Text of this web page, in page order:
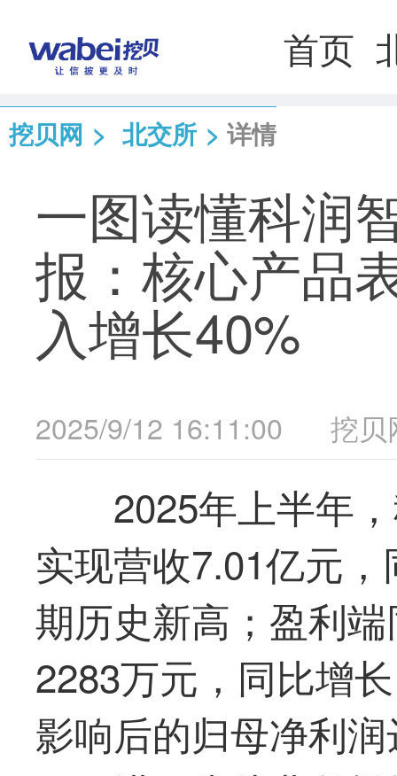
首页
挖贝网 > 北交所 > 详情
一图读懂科润
报：核心产品
入增长40%
2025/9/12 16:11:00 挖贝
2025年上半年，
实现营收7.01亿元
期历史新高；盈利
2283万元，同比增
影响后的归母净利